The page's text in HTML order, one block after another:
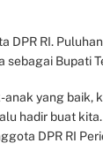
RI.
sebagai Bupati
yang baik,
hadir buat
DPR RI